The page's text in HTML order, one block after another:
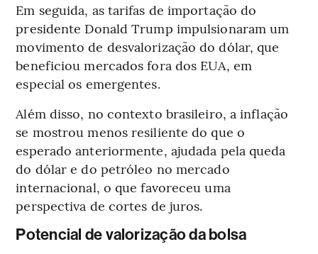
Em seguida, as tarifas de importação do
presidente Donald Trump impulsionaram um
movimento de desvalorização do dólar, que
beneficiou mercados fora dos EUA, em
especial os emergentes.
Além disso, no contexto brasileiro, a inflação
se mostrou menos resiliente do que o
esperado anteriormente, ajudada pela queda
do dólar e do petróleo no mercado
internacional, o que favoreceu uma
perspectiva de cortes de juros.
Potencial de valorização da bolsa